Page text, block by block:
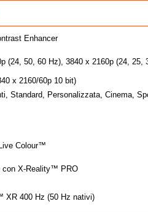
Enhancer
(24, 50, 60 Hz), 3840 x 2160p (24,
x 2160/60p 10 bit)
Standard, Personalizzata, Cinema,
Colour™
con X-Reality™ PRO
XR 400 Hz (50 Hz nativi)